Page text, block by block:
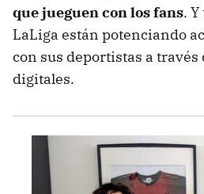
que jueguen con los fans.
LaLiga están potenciando
con sus deportistas a través
digitales.